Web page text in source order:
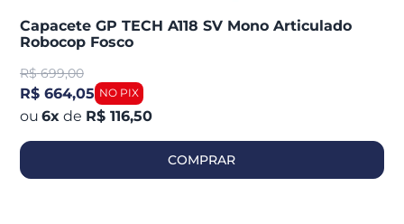
Capacete GP TECH A118 SV Mono Articulado
Robocop Fosco
R$ 699,00
R$ 664,05
6x de R$ 116,50
COMPRAR